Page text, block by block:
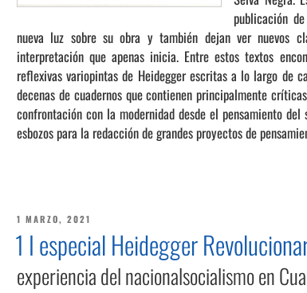
publicación
nueva luz sobre su obra y también dejan ver nuevos
interpretación que apenas inicia. Entre estos textos
reflexivas variopintas de Heidegger escritas a lo largo de
decenas de cuadernos que contienen principalmente
confrontación con la modernidad desde el pensamiento
esbozos para la redacción de grandes proyectos de
PUBLICADO
1 MARZO, 2021
1 I especial Heidegger
experiencia del nacionalsocialismo en